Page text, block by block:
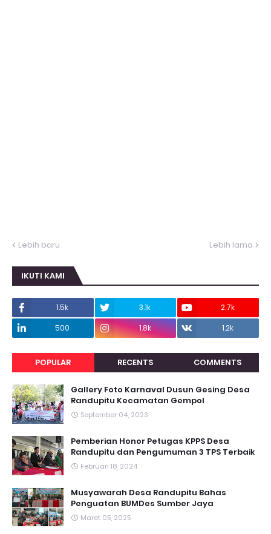
Lebih baru Lebih lama
IKUTI KAMI
1.5k 3.1k
2.7k
500
1.8k 1.2k
POPULAR RECENTS COMMENTS
Gallery Foto Karnaval Dusun Gesing Desa
Randupitu Kecamatan Gempol
September 04, 2023
Pemberian Honor Petugas KPPS Desa
Randupitu dan Pengumuman 3 TPS Terbaik
Februari 18, 2024
Musyawarah Desa Randupitu Bahas
Penguatan BUMDes Sumber Jaya
Maret 05, 2025